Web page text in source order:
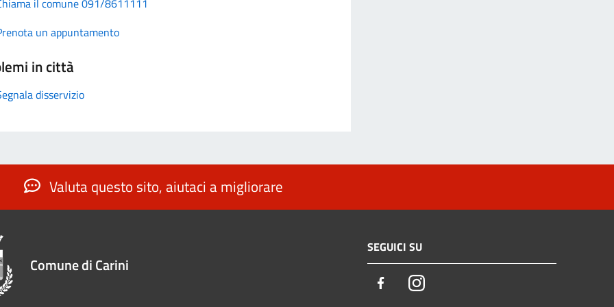
un appuntamento
in città
disservizio
Valuta questo sito, aiutaci a migliorare
Comune di Carini
SEGUICI SU
FacebookInstagram